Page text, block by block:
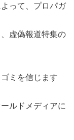
って、プロパガ
虚偽報道特集の
ミを信じます
ルドメディアに